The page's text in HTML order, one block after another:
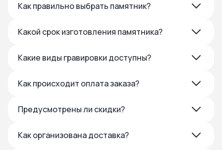
Как правильно выбрать памятник?
Какой срок изготовления памятника?
Какие виды гравировки доступны?
Как происходит оплата заказа?
Предусмотрены ли скидки?
Как организована доставка?